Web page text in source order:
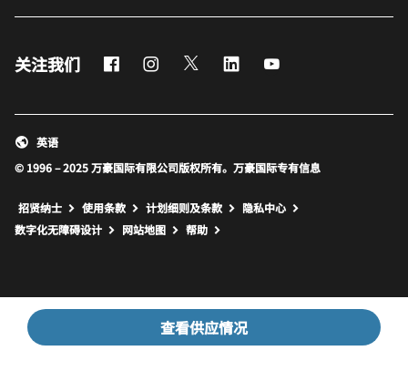
查看供应情况
关注我们 FacebookInstagram
Twitter LinkedIn
© 1996 – 2025 万豪国际有限公司版权所有。万豪国际专有信息
英语
招贤纳士 使用条款 计划细则及条款
隐私中心
数字化无障碍设计
网站地图 打开新窗口
帮助